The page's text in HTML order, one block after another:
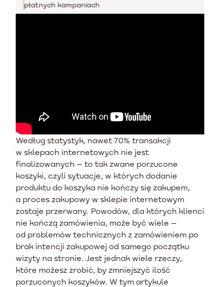
płatnych kampaniach
Według statystyk, nawet 70% transakcji
w sklepach internetowych nie jest
finalizowanych – to tak zwane porzucone
koszyki, czyli sytuacje, w których dodanie
produktu do koszyka nie kończy się zakupem,
a proces zakupowy w sklepie internetowym
zostaje przerwany. Powodów, dla których klienci
nie kończą zamówienia, może być wiele –
od problemów technicznych z zamówieniem po
brak intencji zakupowej od samego początku
wizyty na stronie. Jest jednak wiele rzeczy,
które możesz zrobić, by zmniejszyć ilość
porzuconych koszyków. W tym artykule